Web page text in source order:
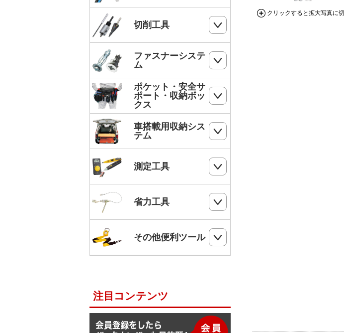
クリックすると拡大写真に
ジョイントライン
スーパーカーボン
スーパースネーク
スーパーイエロー
バケットランナー
SHランナー
ケーブルキャッチャー
ケーブルグリップ
電線リール・ドラムローラー・ウイン
電動ウインチ用ロープ
スチールワイヤー
F1ライン
よび線グリップ
ストリッパー
電工ペンチ
カッター
電工ナイフ
電工レンチ/ダクトレンチハンマー
電気工事用鋏
鋸
ペンチ
ドライバー
ドリルチャック・シャンクアダプター
ラチェットレンチ
ソケットレンチセット
モジュラー圧着工具
LANケーブルストリッパー
モジュラープラグ
モジュラープラグカバー
LANツールキット
パンチダウンツール
切削工具
ドリル
DPドリル
ホールソー
ステップドリル・テーパードリル
ホールソー・ステップドリルセット
油圧フリーパンチ
ビット
ー
ファスナーシステ
ム
コンクリート・ALC用プラグ
ボードリベッター
ボードプラグ
ビス
ケーブルタイ
圧着端子ミニパック
ポケット・安全サ
ポート・収納ボッ
クス
フルハーネス
柱上安全帯用ベルト
幅広柱上安全帯用ベルト
ワークポジショニング用連結ベルト
柱上安全帯用ランヤード
セフティロープ
後付ショルダーベルト
Shuttoシリーズ
車搭載用収納シス
テム
フロアーキャビネット
サイドラック
測定工具
検電器・配線チェッカー
メジャー
省力工具
ベルトスリング
その他便利ツール
脚立ソックス
注目コンテンツ